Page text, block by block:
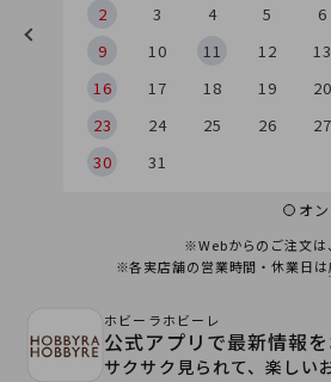
2
3 4 5 6
9
10 11 12 13
16
17 18 19 20
23
24 25 26 27
30
31
オ
※Webからのご注文は
※各実店舗の営業時間・休業日は
ホビーラホビーレ
公式アプリで最新情報を
サクサク見られて、楽しい